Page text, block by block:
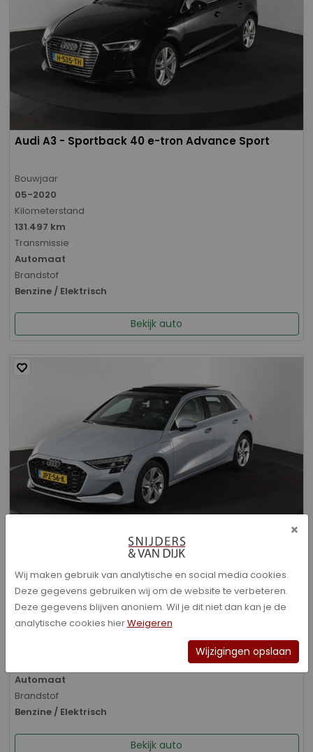
Audi A3 - Sportback 40 e-tron Advance Sport
Bouwjaar
05-2020
Kilometerstand
131.497 km
Transmissie
Automaat
Brandstof
Benzine / Elektrisch
Bekijk auto
Audi A3 - Sportback 40 TFSI e Advanced edition
Bouwjaar
01-2026
Kilometerstand
Automaat
Brandstof
Benzine / Elektrisch
Bekijk auto
×
Wij maken gebruik van analytische en social media cookies.
Deze gegevens gebruiken wij om de website te verbeteren.
Deze gegevens blijven anoniem. Wil je dit niet dan kan je de
analytische cookies hierWeigeren
Wijzigingen opslaan